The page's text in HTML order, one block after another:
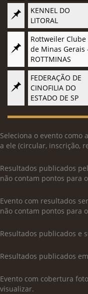
KENNEL DO
LITORAL
Rottweiler Clube
de Minas Gerais
ROTTMINAS
FEDERAÇÃO DE
CINOFILIA DO
ESTADO DE SP
Seleciona o evento como
a ele (circular, inscrição,
Resultados publicados
não contam pontos para
Evento com resultados
não contam pontos para
Resultados publicados e
Resultados publicados
Evento com cobertura
visualizar.